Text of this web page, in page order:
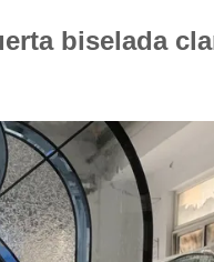
biselada